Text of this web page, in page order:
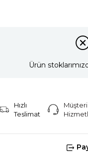
Ürün
Hızlı
Teslimat
Müşteri